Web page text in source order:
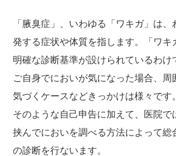
「腋臭症」、いわゆる「ワキガ」は
発する症状や体質を指します。「ワキ
明確な診断基準が設けられているわけ
ご自身でにおいが気になった場合、周
気づくケースなどきっかけは様々です。
そのような自己申告に加えて、医院で
挟んでにおいを調べる方法によって総
の診断を行ないます。